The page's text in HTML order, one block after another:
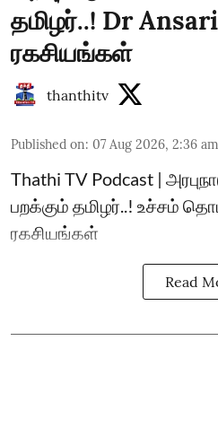
தமிழர்..! Dr
ரகசியங்கள்
thanthitv
Published on: 07 Aug 2026, 2:36 am
Thathi TV Podcast |
பறக்கும் தமிழர்..! உச்சம்
ரகசியங்கள்
Read